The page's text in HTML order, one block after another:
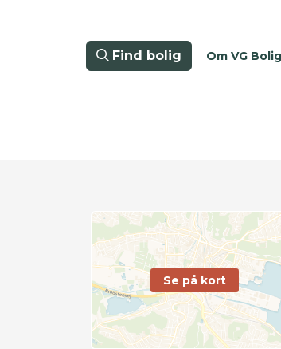
Find bolig Om VG Bolig
Se på kort